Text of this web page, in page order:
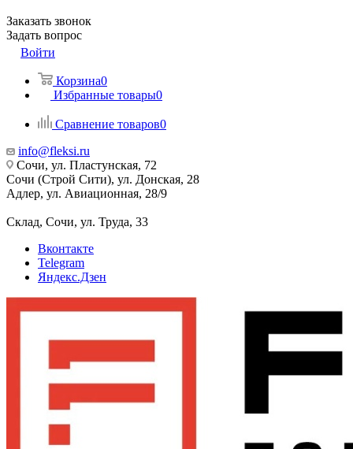
Заказать звонок
Задать вопрос
Войти
Корзина0
Избранные товары0
Сравнение товаров0
info@fleksi.ru
Сочи, ул. Пластунская, 72
Сочи (Строй Сити), ул. Донская, 28
Адлер, ул. Авиационная, 28/9
Склад, Сочи, ул. Труда, 33
Вконтакте
Telegram
Яндекс.Дзен